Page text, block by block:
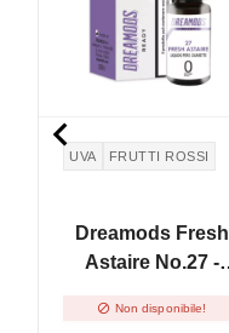
UVA FRUTTI ROSSI
Dreamods Fresh
Astaire No.27 -
 Non disponibile!
